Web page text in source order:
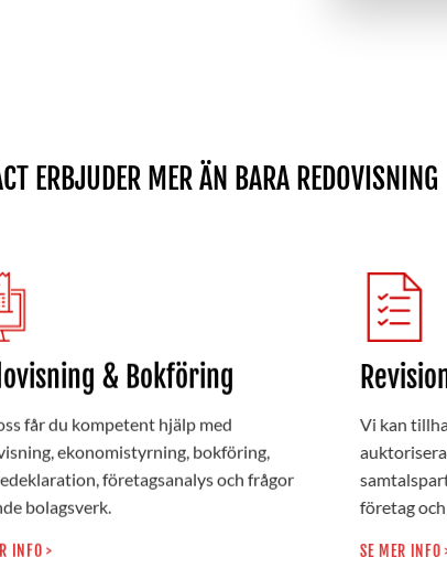
ERBJUDER MER ÄN BARA REDOVISNING
& Bokföring
får du kompetent hjälp med
ekonomistyrning, bokföring,
företagsanalys och frågor
bolagsverk.
INFO >
Vi kan
företag
SE MER INFO